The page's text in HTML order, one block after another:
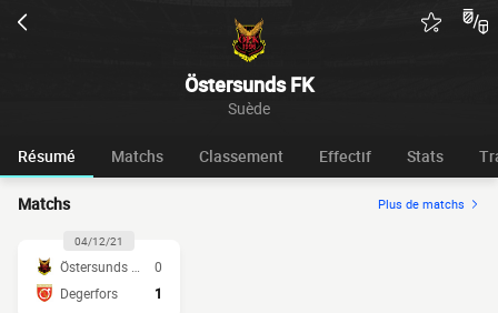
Östersunds FK
Suède
Résumé Matchs Classement Effectif Stats
Matchs Plus de matchs
04/12/21
0
Degerfors
1